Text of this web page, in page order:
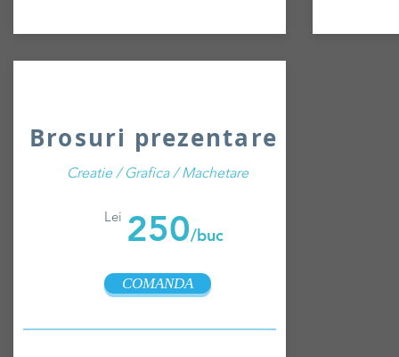
Brosuri prezentare
Creatie / Grafica / Machetare
250/buc
Lei
COMANDA